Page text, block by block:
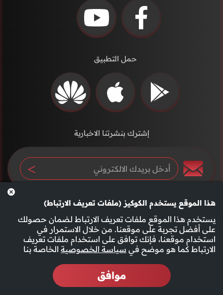
هذا الموقع يستخدم الكوكيز (ملفات تعريف الارتباط)
يستخدم هذا الموقع ملفات تعريف الارتباط لضمان حصولك
على أفضل تجربة على موقعنا. من خلال الاستمرار في
استخدام موقعنا، فإنك توافق على استخدام ملفات تعريف
الارتباط كما هو موضح في سياسة الخصوصية الخاصة بنا
موافق
حمل التطبيق
إشترك بنشرتنا الاخبارية
سياسة الخصوصية الأحكام والشروط